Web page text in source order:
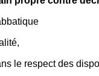
,
le respect des